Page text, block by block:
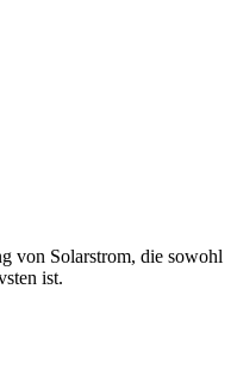
von Solarstrom, die sowohl
ist.